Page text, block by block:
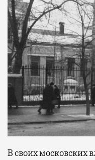
В своих московских